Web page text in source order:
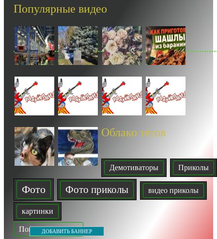
-- Лучшее, что можно сделать с хорошим советом, это пропустить его мимо
-- Люблю давать советы и очень не люблю, когда их дают мне.
Популярные видео
Облако тегов
Демотиваторы Приколы
Фото Фото приколы видео приколы
картинки
Показать все теги
ДОБАВИТЬ БАННЕР